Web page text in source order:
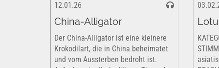
12.01.26
China-Alligator
Der China-Alligator ist eine kleinere
Krokodilart, die in China beheimatet
und vom Aussterben bedroht ist.